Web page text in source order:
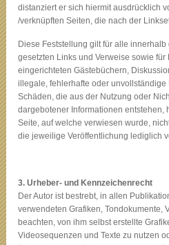
distanziert er sich hiermit ausdrücklich
/verknüpften Seiten, die nach der
Diese Feststellung gilt für alle
gesetzten Links und Verweise sowie für
eingerichteten Gästebüchern,
illegale, fehlerhafte oder
Schäden, die aus der Nutzung oder
dargebotener Informationen entstehen,
Seite, auf welche verwiesen wurde,
die jeweilige Veröffentlichung lediglich
3. Urheber- und Kennzeichenrecht
Der Autor ist bestrebt, in allen
verwendeten Grafiken, Tondokumente,
beachten, von ihm selbst erstellte
Videosequenzen und Texte zu nutzen